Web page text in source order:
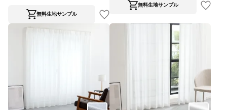
無料生地サンプル
無料生地サンプル